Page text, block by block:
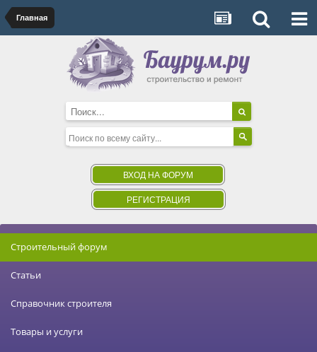
Главная
ВХОД НА ФОРУМ
РЕГИСТРАЦИЯ
Строительный форум
Статьи
Справочник строителя
Товары и услуги